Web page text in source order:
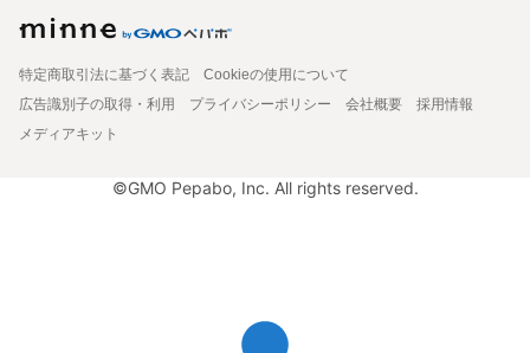
特定商取引法に基づく表記
Cookieの使用について
広告識別子の取得・利用
プライバシーポリシー 会社概要
採用情報
メディアキット
©GMO Pepabo, Inc. All rights reserved.